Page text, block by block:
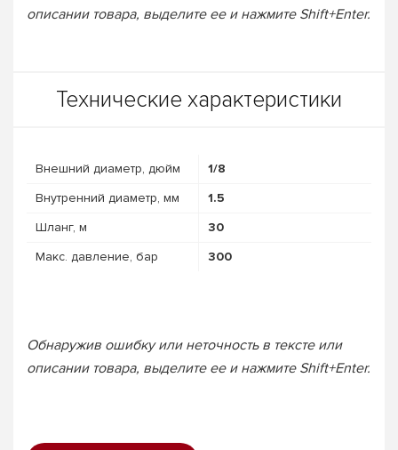
описании товара, выделите ее и нажмите Shift+Enter.
Технические характеристики
Внешний диаметр, дюйм
1/8
Внутренний диаметр, мм
1.5
Шланг, м
30
Макс. давление, бар
300
Обнаружив ошибку или неточность в тексте или
описании товара, выделите ее и нажмите Shift+Enter.